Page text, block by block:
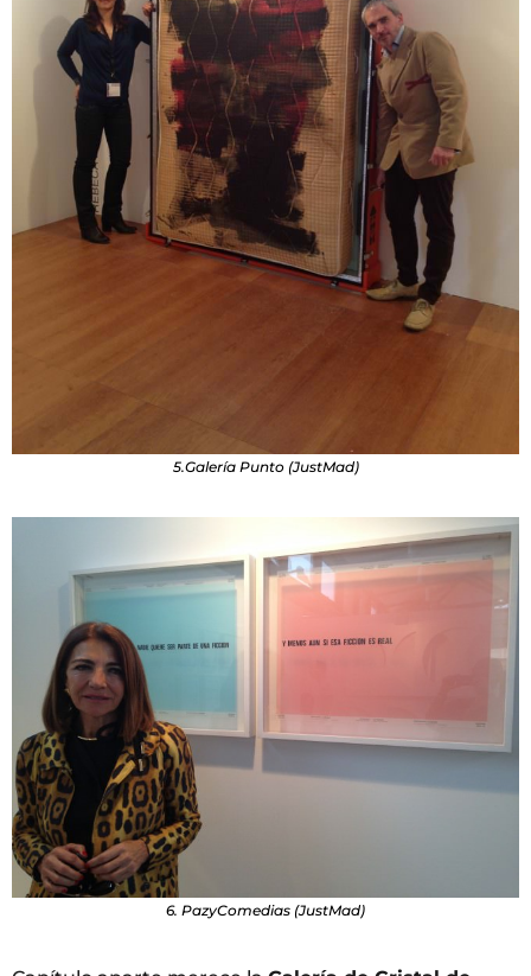
5.Galería Punto (JustMad)
6. PazyComedias (JustMad)